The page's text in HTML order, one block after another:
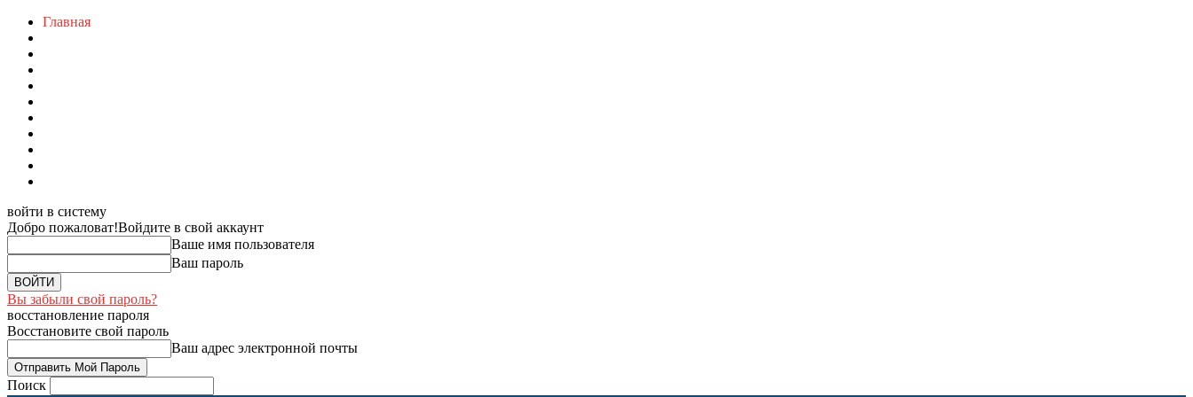
Главная
войти в систему
Добро пожаловат!Войдите в свой аккаунт
Ваше имя пользователя
Ваш пароль
Вы забыли свой пароль?
восстановление пароля
Восстановите свой пароль
Ваш адрес электронной почты
Поиск